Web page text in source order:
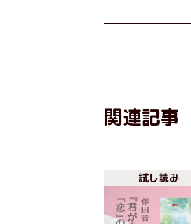
関連記事
試し読み